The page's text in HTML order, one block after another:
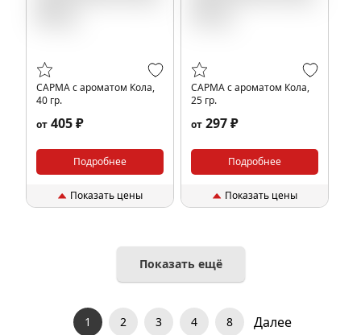
САРМА с ароматом Кола,
40 гр.
от 405 ₽
Подробнее
Показать цены
САРМА с ароматом Кола,
25 гр.
от 297 ₽
Подробнее
Показать цены
Показать ещё
1 2 3 4 8 Далее